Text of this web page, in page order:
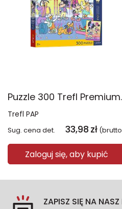
Puzzle 300
Trefl PAP
Sug. cena det. 33,98 zł
Zaloguj się, aby kupić
ZAPISZ SIĘ NA NASZ